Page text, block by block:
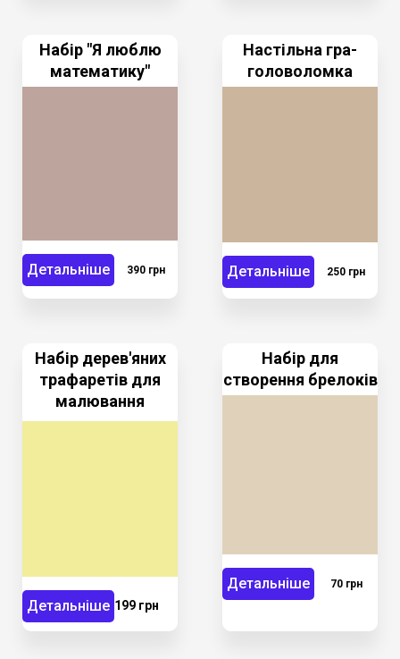
Набір "Я люблю
математику"
Детальніше 390 грн
Настільна гра-
головоломка
Детальніше 250 грн
Набір дерев'яних
трафаретів для
малювання
Детальніше 199 грн
Набір для
створення брелоків
Детальніше 70 грн